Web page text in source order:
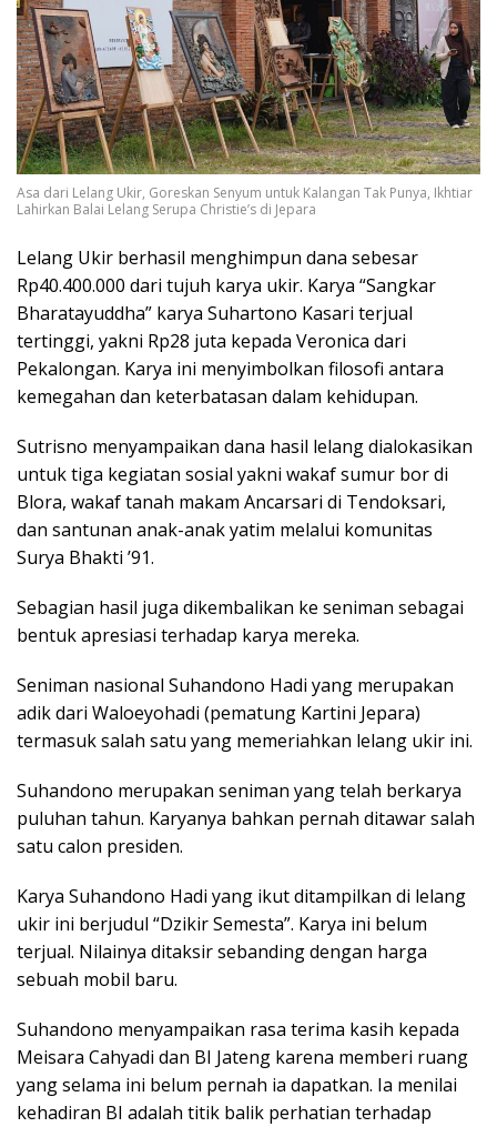
Asa dari Lelang Ukir, Goreskan Senyum untuk Kalangan Tak Punya, Ikhtiar
Lahirkan Balai Lelang Serupa Christie’s di Jepara
Lelang Ukir berhasil menghimpun dana sebesar
Rp40.400.000 dari tujuh karya ukir. Karya “Sangkar
Bharatayuddha” karya Suhartono Kasari terjual
tertinggi, yakni Rp28 juta kepada Veronica dari
Pekalongan. Karya ini menyimbolkan filosofi antara
kemegahan dan keterbatasan dalam kehidupan.
Sutrisno menyampaikan dana hasil lelang dialokasikan
untuk tiga kegiatan sosial yakni wakaf sumur bor di
Blora, wakaf tanah makam Ancarsari di Tendoksari,
dan santunan anak-anak yatim melalui komunitas
Surya Bhakti ’91.
Sebagian hasil juga dikembalikan ke seniman sebagai
bentuk apresiasi terhadap karya mereka.
Seniman nasional Suhandono Hadi yang merupakan
adik dari Waloeyohadi (pematung Kartini Jepara)
termasuk salah satu yang memeriahkan lelang ukir ini.
Suhandono merupakan seniman yang telah berkarya
puluhan tahun. Karyanya bahkan pernah ditawar salah
satu calon presiden.
Karya Suhandono Hadi yang ikut ditampilkan di lelang
ukir ini berjudul “Dzikir Semesta”. Karya ini belum
terjual. Nilainya ditaksir sebanding dengan harga
sebuah mobil baru.
Suhandono menyampaikan rasa terima kasih kepada
Meisara Cahyadi dan BI Jateng karena memberi ruang
yang selama ini belum pernah ia dapatkan. Ia menilai
kehadiran BI adalah titik balik perhatian terhadap